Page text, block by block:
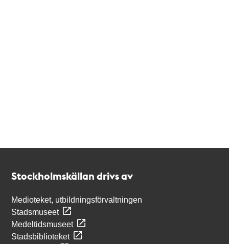
Stockholmskällan drivs av
Medioteket, utbildningsförvaltningen
Stadsmuseet
Medeltidsmuseet
Stadsbiblioteket